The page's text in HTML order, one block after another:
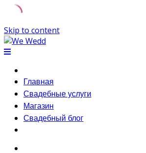
Skip to content
Главная
Свадебные услуги
Магазин
Свадебный блог